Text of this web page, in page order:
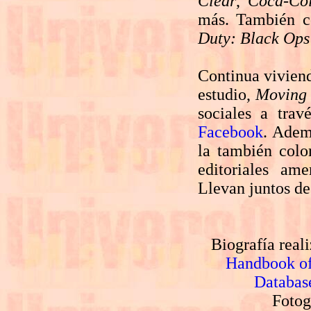
más. También
Duty: Black
Continua
estudio,
sociales a
Facebook.
la también
editoriales
Llevan juntos
Biografía
Handbook